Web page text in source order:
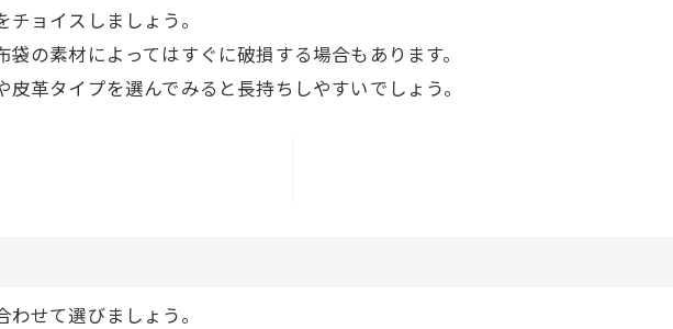
ョイスしましょう。
の素材によってはすぐに破損する場合もあります。
革タイプを選んでみると長持ちしやすいでしょう。
せて選びましょう。